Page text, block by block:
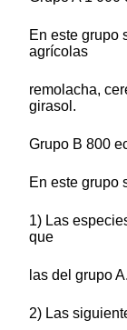
En este grupo
agrícolas
remolacha,
girasol.
Grupo B 800
En este grupo
1) Las
que
las del grupo A.
2) Las